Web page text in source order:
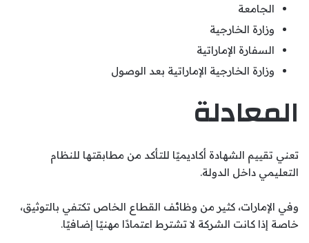
الجامعة
وزارة الخارجية
السفارة الإماراتية
وزارة الخارجية الإماراتية بعد الوصول
المعادلة
تعني تقييم الشهادة أكاديميًا للتأكد من مطابقتها للنظام
التعليمي داخل الدولة.
وفي الإمارات، كثير من وظائف القطاع الخاص تكتفي بالتوثيق،
خاصة إذا كانت الشركة لا تشترط اعتمادًا مهنيًا إضافيًا.